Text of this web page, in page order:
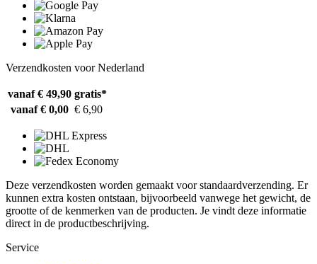
Verzendkosten voor Nederland
vanaf € 49,90 gratis*
vanaf € 0,00 € 6,90
Deze verzendkosten worden gemaakt voor standaardverzending. Er
kunnen extra kosten ontstaan, bijvoorbeeld vanwege het gewicht, de
grootte of de kenmerken van de producten. Je vindt deze informatie
direct in de productbeschrijving.
Service